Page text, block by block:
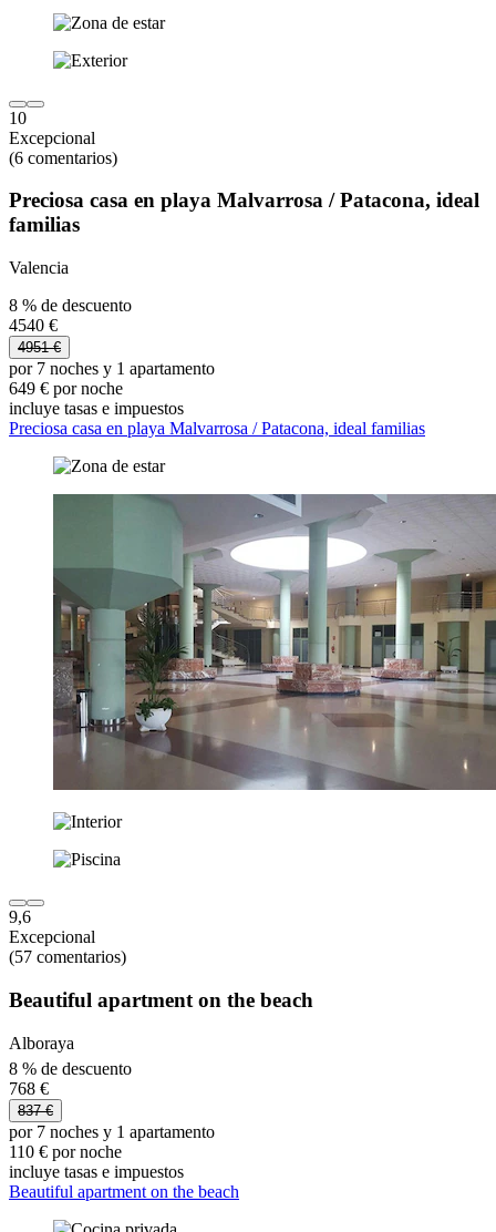
10
Excepcional
(6 comentarios)
Preciosa casa en playa Malvarrosa / Patacona, ideal
familias
Valencia
8 % de descuento
4540 €
4951 €
por 7 noches y 1 apartamento
649 € por noche
incluye tasas e impuestos
Preciosa casa en playa Malvarrosa / Patacona, ideal familias
9,6
Excepcional
(57 comentarios)
Beautiful apartment on the beach
Alboraya
8 % de descuento
768 €
837 €
por 7 noches y 1 apartamento
110 € por noche
incluye tasas e impuestos
Beautiful apartment on the beach